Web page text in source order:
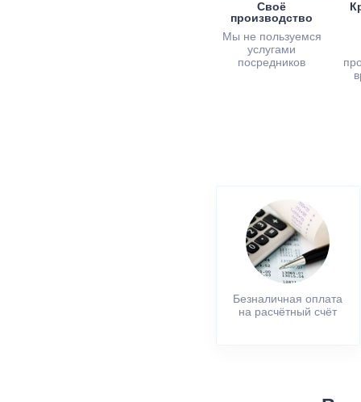
Своё
производство
Мы не пользуемся
услугами
посредников
Безналичная оплата
на расчётный счёт